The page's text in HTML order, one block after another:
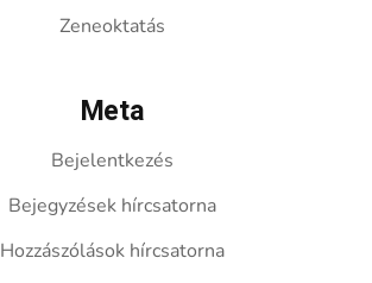
Zeneoktatás
Meta
Bejelentkezés
Bejegyzések hírcsatorna
Hozzászólások hírcsatorna